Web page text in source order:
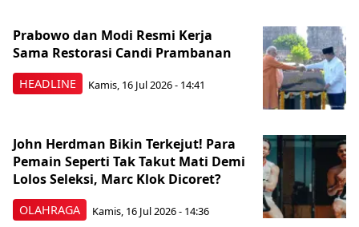
HEADLINE
Prabowo dan Modi Resmi Kerja
Sama Restorasi Candi Prambanan
Kamis, 16 Jul 2026 - 14:41
OLAHRAGA
John Herdman Bikin Terkejut! Para
Pemain Seperti Tak Takut Mati Demi
Lolos Seleksi, Marc Klok Dicoret?
Kamis, 16 Jul 2026 - 14:36